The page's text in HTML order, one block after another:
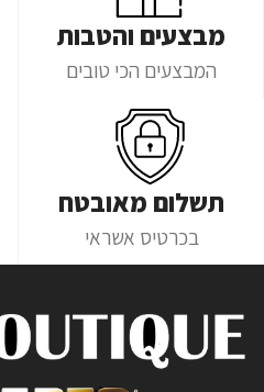
מבצעים והטבות
המבצעים הכי טובים
תשלום מאובטח
בכרטיס אשראי